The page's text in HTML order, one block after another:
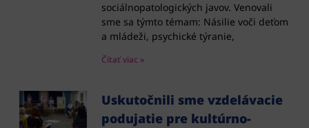
sociálnopatologických javov. Venovali
sme sa týmto témam: Násilie voči deťom
a mládeži, psychické týranie,
Čítať viac »
Uskutočnili sme vzdelávacie
podujatie pre kultúrno-